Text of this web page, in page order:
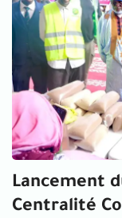
Lancement
Centralité